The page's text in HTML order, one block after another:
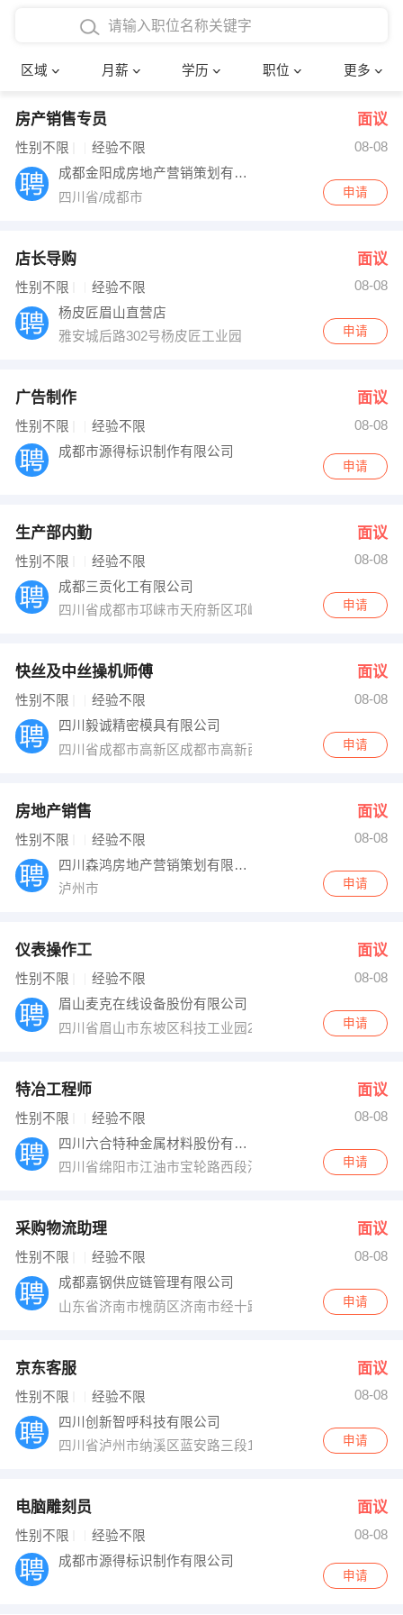
区域 月薪 学历 职位 更多
4000-5000元
8000-12000元
12000-20000元
博士
文员
财务会计
网络IT
快递员
收银员 技术员/工程师
出纳
编辑
跟单
其他职位
确定
房产销售专员 面议
性别不限 经验不限
08-08
成都金阳成房地产营销策划有限公司
四川省/成都市
申请
店长导购 面议
性别不限 经验不限
08-08
杨皮匠眉山直营店
雅安城后路302号杨皮匠工业园
申请
广告制作 面议
性别不限 经验不限
08-08
成都市源得标识制作有限公司
申请
生产部内勤 面议
性别不限 经验不限
08-08
成都三贡化工有限公司
四川省成都市邛崃市天府新区邛崃产业园区羊横五路十五
申请
快丝及中丝操机师傅 面议
性别不限 经验不限
08-08
四川毅诚精密模具有限公司
四川省成都市高新区成都市高新西区西区大道99号附1
申请
房地产销售 面议
性别不限 经验不限
08-08
四川森鸿房地产营销策划有限公司
泸州市
申请
仪表操作工 面议
性别不限 经验不限
08-08
眉山麦克在线设备股份有限公司
四川省眉山市东坡区科技工业园2路
申请
特冶工程师 面议
性别不限 经验不限
08-08
四川六合特种金属材料股份有限公司
四川省绵阳市江油市宝轮路西段河南工业园内
申请
采购物流助理 面议
性别不限 经验不限
08-08
成都嘉钢供应链管理有限公司
山东省济南市槐荫区济南市经十路22799号和谐广场银座
申请
京东客服 面议
性别不限 经验不限
08-08
四川创新智呼科技有限公司
四川省泸州市纳溪区蓝安路三段17号国家高新科技园
申请
电脑雕刻员 面议
性别不限 经验不限
08-08
成都市源得标识制作有限公司
申请